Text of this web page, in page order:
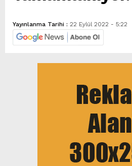
Yayınlanma Tarihi : 22 Eylül 2022 - 5:22